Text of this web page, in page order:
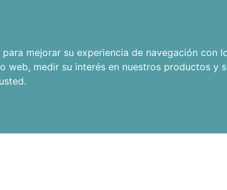
mejorar su experiencia de navegación con
web, medir su interés en nuestros productos y
.